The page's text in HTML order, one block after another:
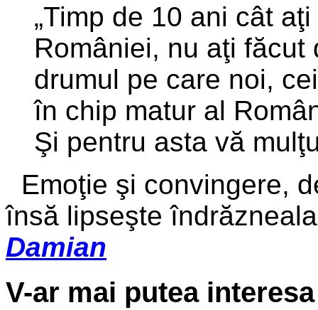
„Timp de 10 ani cât
României, nu aţi
drumul pe care noi,
în chip matur al
Şi pentru asta vă
Emoţie şi convingere,
însă lipseşte
Damian
V-ar mai putea